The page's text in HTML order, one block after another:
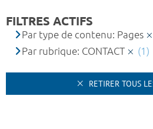
FILTRES ACTIFS
Par type de contenu: Pages
Par rubrique: CONTACT
(1)
RETIRER TOUS